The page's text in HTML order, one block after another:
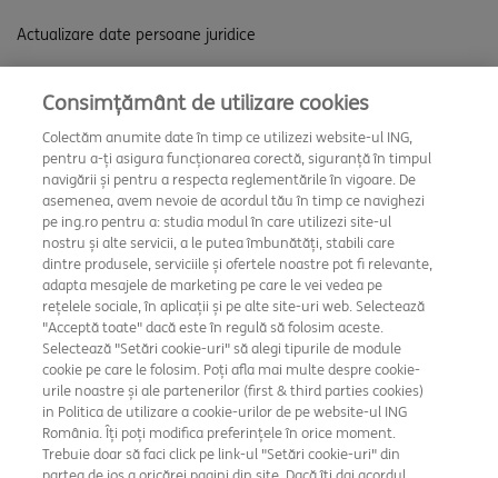
Actualizare date persoane juridice
Descarcă aplicația
Setări cookie
Rate și dobânzi
Securitate
Consimțământ de utilizare cookies
Colectăm anumite date în timp ce utilizezi website-ul ING,
pentru a-ți asigura funcționarea corectă, siguranță în timpul
navigării și pentru a respecta reglementările în vigoare. De
asemenea, avem nevoie de acordul tău în timp ce navighezi
pe ing.ro pentru a: studia modul în care utilizezi site-ul
nostru și alte servicii, a le putea îmbunătăți, stabili care
dintre produsele, serviciile și ofertele noastre pot fi relevante,
adapta mesajele de marketing pe care le vei vedea pe
rețelele sociale, în aplicații și pe alte site-uri web. Selectează
"Acceptă toate" dacă este în regulă să folosim aceste.
Selectează "Setări cookie-uri" să alegi tipurile de module
cookie pe care le folosim. Poți afla mai multe despre cookie-
urile noastre și ale partenerilor (first & third parties cookies)
in Politica de utilizare a cookie-urilor de pe website-ul ING
România. Îți poți modifica preferințele în orice moment.
Trebuie doar să faci click pe link-ul "Setări cookie-uri" din